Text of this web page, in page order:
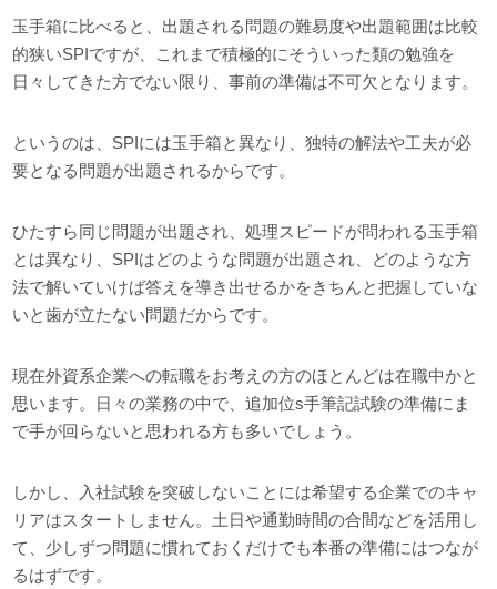
玉手箱に比べると、出題される問題の難易度や出題範囲は比較
的狭いSPIですが、これまで積極的にそういった類の勉強を
日々してきた方でない限り、事前の準備は不可欠となります。
というのは、SPIには玉手箱と異なり、独特の解法や工夫が必
要となる問題が出題されるからです。
ひたすら同じ問題が出題され、処理スピードが問われる玉手箱
とは異なり、SPIはどのような問題が出題され、どのような方
法で解いていけば答えを導き出せるかをきちんと把握していな
いと歯が立たない問題だからです。
現在外資系企業への転職をお考えの方のほとんどは在職中かと
思います。日々の業務の中で、追加位s手筆記試験の準備にま
で手が回らないと思われる方も多いでしょう。
しかし、入社試験を突破しないことには希望する企業でのキャ
リアはスタートしません。土日や通勤時間の合間などを活用し
て、少しずつ問題に慣れておくだけでも本番の準備にはつなが
るはずです。